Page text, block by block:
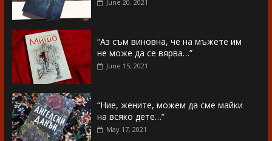
June 20, 2021
“Аз съм виновна, че на мъжете им
не може да се вярва…”
June 15, 2021
“Ние, жените, можем да сме майки
на всяко дете…”
May 17, 2021